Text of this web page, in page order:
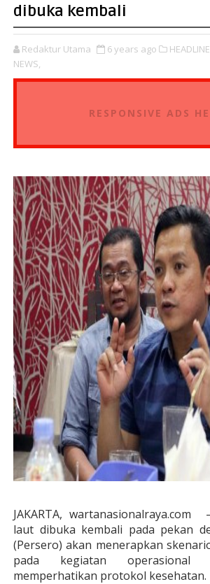
dibuka kembali
Redaktur Utama 6 years ago
NEWS,
RESPONSIVE ADS
JAKARTA, wartanasionalraya.com
laut dibuka kembali pada pekan
(Persero) akan menerapkan
pada kegiatan operasional
memperhatikan protokol kesehatan.